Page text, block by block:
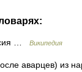
… Википедия
аварцев) из